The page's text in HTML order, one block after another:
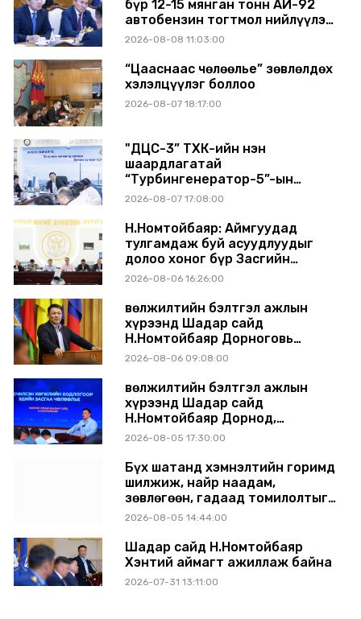
бүр 12-15 мянган тонн АИ-92
автобензин тогтмол нийлүүлэх
хүсэлт тавилаа
2026-08-08 11:03:00
“Цааснаас чөлөөлье” зөвлөлдөх
хэлэлцүүлэг боллоо
2026-08-07 18:17:00
"ДЦС-3” ТӨХК-ийн нэн
шаардлагатай
“Турбингенератор-5”-ын
шинэчлэлийн төсвийг
2026-08-07 17:08:00
Н.Номтойбаяр: Аймгуудад
тулгамдаж буй асуудлуудыг
долоо хоног бүр Засгийн
газрын хуралдаанд
2026-08-06 16:26:00
Өвөлжилтийн бэлтгэл ажлын
хүрээнд Шадар сайд
Н.Номтойбаяр Дорноговь
аймагт ажиллав
2026-08-06 09:08:00
Өвөлжилтийн бэлтгэл ажлын
хүрээнд Шадар сайд
Н.Номтойбаяр Дорнод,
Сүхбаатар аймагт ажиллав
2026-08-05 17:30:00
Бүх шатанд хэмнэлтийн горимд
шилжиж, найр наадам,
зөвлөгөөн, гадаад томилолтыг
хориглолоо
2026-08-05 14:44:00
Шадар сайд Н.Номтойбаяр
Хэнтий аймагт ажиллаж байна
2026-07-31 13:11:00